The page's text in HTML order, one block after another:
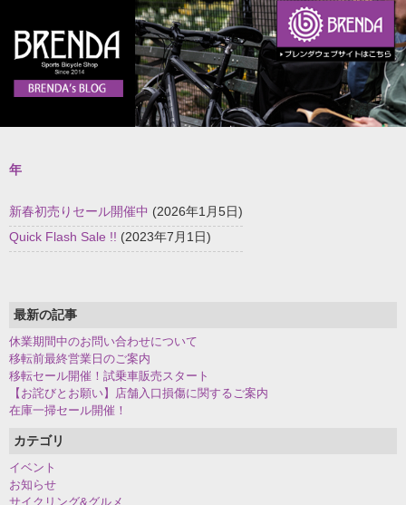
年
新春初売りセール開催中 (2026年1月5日)
Quick Flash Sale !! (2023年7月1日)
最新の記事
休業期間中のお問い合わせについて
移転前最終営業日のご案内
移転セール開催！試乗車販売スタート
【お詫びとお願い】店舗入口損傷に関するご案内
在庫一掃セール開催！
カテゴリ
イベント
お知らせ
サイクリング&グルメ